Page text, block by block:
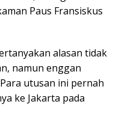
Paus Fransiskus
alasan tidak
namun enggan
utusan ini pernah
ke Jakarta pada